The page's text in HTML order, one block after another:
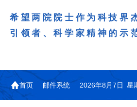
希望两院院士作为科技界
引领者、科学家精神的示
首页 邮件系统 2026年8月7日 星